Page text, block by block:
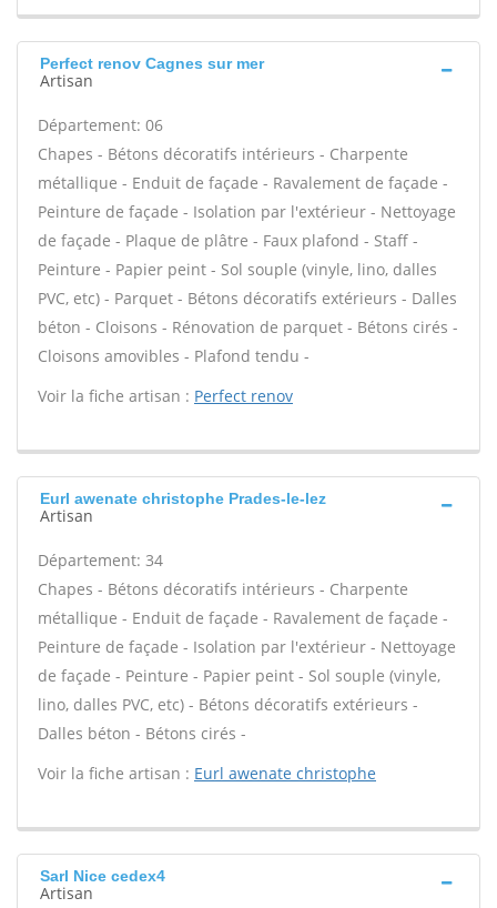
Perfect renov Cagnes sur mer
Artisan
Département: 06
Chapes - Bétons décoratifs intérieurs - Charpente
métallique - Enduit de façade - Ravalement de façade -
Peinture de façade - Isolation par l'extérieur - Nettoyage
de façade - Plaque de plâtre - Faux plafond - Staff -
Peinture - Papier peint - Sol souple (vinyle, lino, dalles
PVC, etc) - Parquet - Bétons décoratifs extérieurs - Dalles
béton - Cloisons - Rénovation de parquet - Bétons cirés -
Cloisons amovibles - Plafond tendu -
Voir la fiche artisan : Perfect renov
Eurl awenate christophe Prades-le-lez
Artisan
Département: 34
Chapes - Bétons décoratifs intérieurs - Charpente
métallique - Enduit de façade - Ravalement de façade -
Peinture de façade - Isolation par l'extérieur - Nettoyage
de façade - Peinture - Papier peint - Sol souple (vinyle,
lino, dalles PVC, etc) - Bétons décoratifs extérieurs -
Dalles béton - Bétons cirés -
Voir la fiche artisan : Eurl awenate christophe
Sarl Nice cedex4
Artisan